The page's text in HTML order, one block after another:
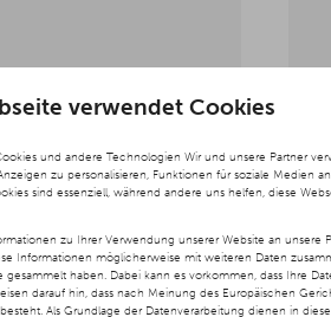
verwendet Cookies
und andere Technologien Wir und unsere Partner
zu personalisieren, Funktionen für soziale Medien
sind essenziell, während andere uns helfen, diese
zu Ihrer Verwendung unserer Website an unsere
Informationen möglicherweise mit weiteren Daten
haben. Dabei kann es vorkommen, dass Ihre
darauf hin, dass nach Meinung des Europäischen
Als Grundlage der Datenverarbeitung dienen in